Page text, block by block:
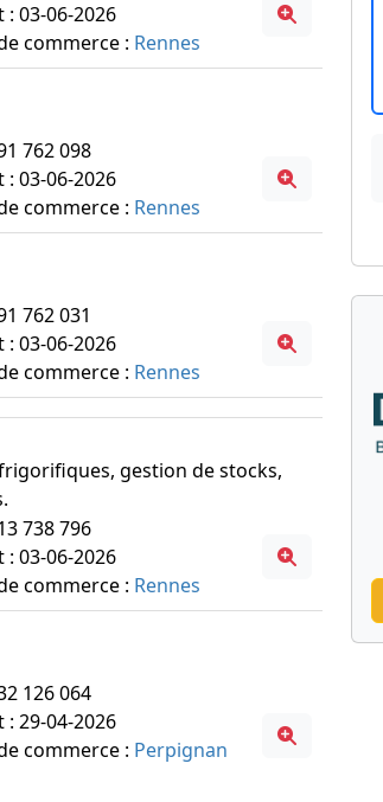
: 03-06-2026
commerce : Rennes
762 098
: 03-06-2026
commerce : Rennes
762 031
: 03-06-2026
commerce : Rennes
gestion de stocks,
738 796
: 03-06-2026
commerce : Rennes
126 064
: 29-04-2026
commerce : Perpignan